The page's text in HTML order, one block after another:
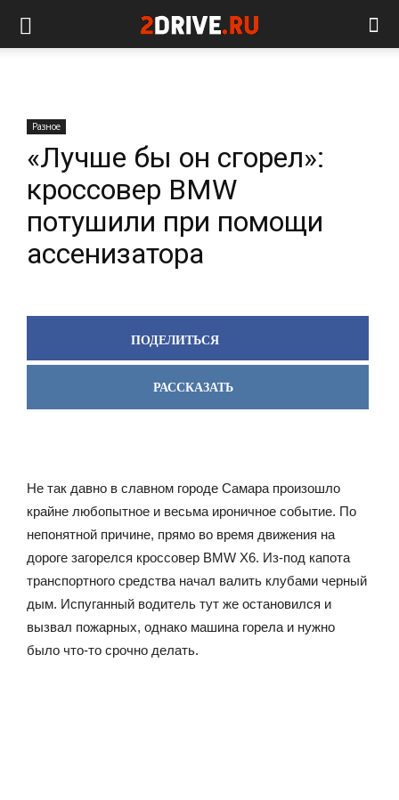
Разное
«Лучше бы он сгорел»:
кроссовер BMW
потушили при помощи
ассенизатора
ПОДЕЛИТЬСЯ
РАССКАЗАТЬ
Не так давно в славном городе Самара произошло
крайне любопытное и весьма ироничное событие. По
непонятной причине, прямо во время движения на
дороге загорелся кроссовер BMW X6. Из-под капота
транспортного средства начал валить клубами черный
дым. Испуганный водитель тут же остановился и
вызвал пожарных, однако машина горела и нужно
было что-то срочно делать.